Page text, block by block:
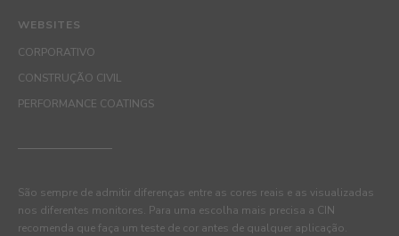
WEBSITES
CORPORATIVO
CONSTRUÇÃO CIVIL
PERFORMANCE COATINGS
São sempre de admitir diferenças entre as cores reais e as visualizadas
nos diferentes monitores. Para uma escolha mais precisa a CIN
recomenda que faça um teste de cor antes de qualquer aplicação.